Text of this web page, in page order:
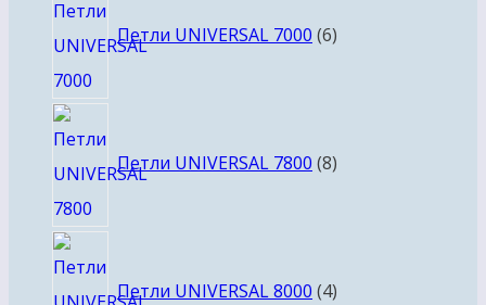
Петли UNIVERSAL 7000 6товаров
Петли UNIVERSAL 7800 8товаров
Петли UNIVERSAL 8000 4товара